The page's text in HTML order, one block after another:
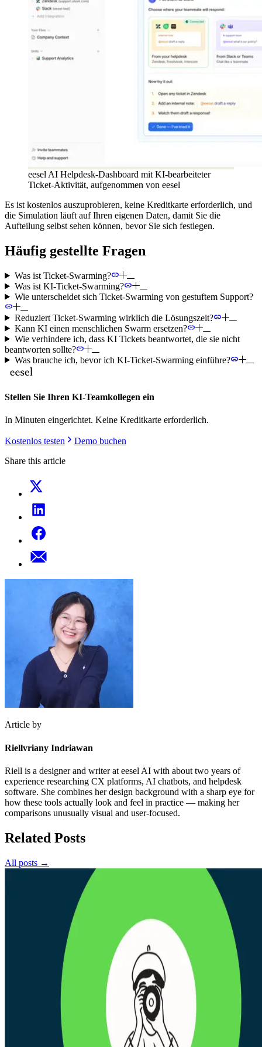
eesel AI Helpdesk-Dashboard mit KI-bearbeiteter
Ticket-Aktivität, aufgenommen von eesel
Es ist kostenlos auszuprobieren, keine Kreditkarte erforderlich, und
die Simulation läuft auf Ihren eigenen Daten, damit Sie die
Aufteilung selbst sehen können, bevor Sie sich festlegen.
Häufig gestellte Fragen
Was ist Ticket-Swarming?
Was ist KI-Ticket-Swarming?
Wie unterscheidet sich Ticket-Swarming von gestuftem Support?
Reduziert Ticket-Swarming wirklich die Lösungszeit?
Kann KI einen menschlichen Swarm ersetzen?
Wie verhindere ich, dass KI Tickets beantwortet, die sie nicht
beantworten sollte?
Was brauche ich, bevor ich KI-Ticket-Swarming einführe?
Stellen Sie Ihren KI-Teamkollegen ein
In Minuten eingerichtet. Keine Kreditkarte erforderlich.
Kostenlos testen
Demo buchen
Share this article
Article by
Riellvriany Indriawan
Riell is a designer and writer at eesel AI with about two years of
experience researching CX platforms, AI chatbots, and helpdesk
software. She combines her design background with a sharp eye for
how these tools actually look and feel in practice — making her
comparisons unusually visual and user-focused.
Related Posts
All posts →